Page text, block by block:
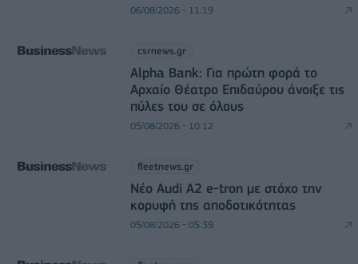
06/08/2026 - 11:19
csrnews.gr
Alpha Bank: Για πρώτη φορά το
Αρχαίο Θέατρο Επιδαύρου άνοιξε τις
πύλες του σε όλους
05/08/2026 - 10:12
fleetnews.gr
Νέο Audi A2 e-tron με στόχο την
κορυφή της αποδοτικότητας
05/08/2026 - 05:39